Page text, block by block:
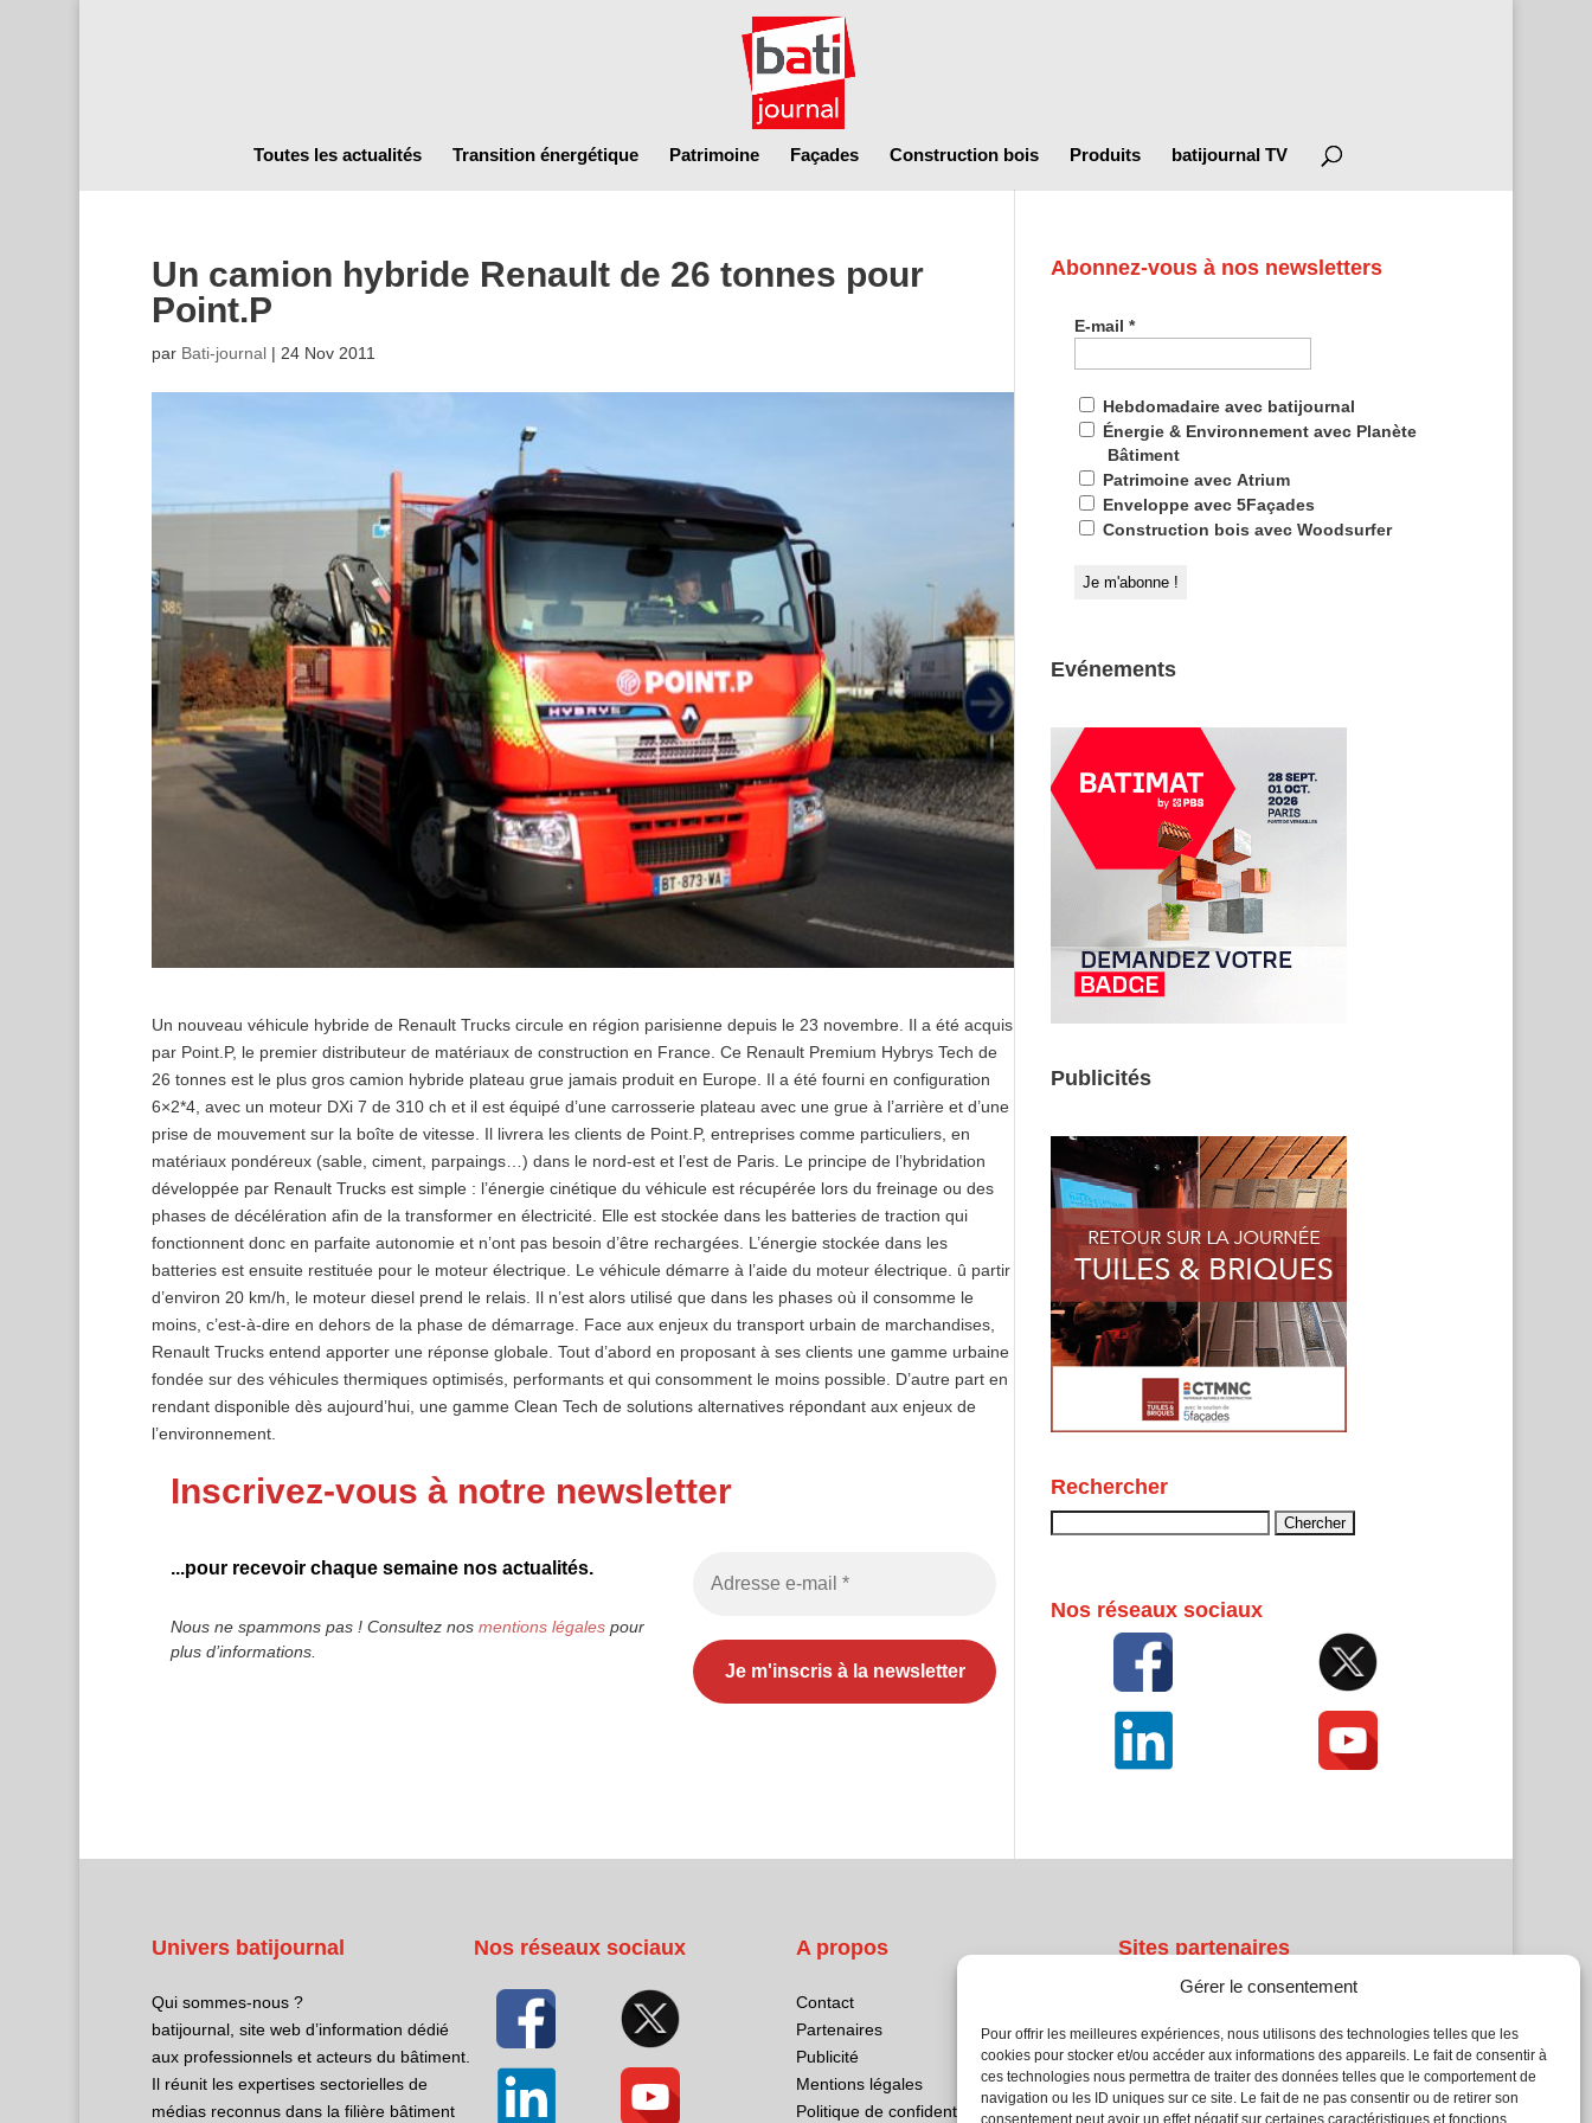
Gérer le consentement
Pour offrir les meilleures expériences, nous utilisons des technologies telles que les
cookies pour stocker et/ou accéder aux informations des appareils. Le fait de consentir à
ces technologies nous permettra de traiter des données telles que le comportement de
navigation ou les ID uniques sur ce site. Le fait de ne pas consentir ou de retirer son
consentement peut avoir un effet négatif sur certaines caractéristiques et fonctions.
Toutes les actualités Transition énergétique Patrimoine Façades Construction bois Produits batijournal TV
Un camion hybride Renault de 26 tonnes pour
Point.P
par Bati-journal| 24 Nov 2011
Un nouveau véhicule hybride de Renault Trucks circule en région parisienne depuis le 23 novembre. Il a été acquis
par Point.P, le premier distributeur de matériaux de construction en France. Ce Renault Premium Hybrys Tech de
26 tonnes est le plus gros camion hybride plateau grue jamais produit en Europe. Il a été fourni en configuration
6×2*4, avec un moteur DXi 7 de 310 ch et il est équipé d’une carrosserie plateau avec une grue à l’arrière et d’une
prise de mouvement sur la boîte de vitesse. Il livrera les clients de Point.P, entreprises comme particuliers, en
matériaux pondéreux (sable, ciment, parpaings…) dans le nord-est et l’est de Paris. Le principe de l’hybridation
développée par Renault Trucks est simple : l’énergie cinétique du véhicule est récupérée lors du freinage ou des
phases de décélération afin de la transformer en électricité. Elle est stockée dans les batteries de traction qui
fonctionnent donc en parfaite autonomie et n’ont pas besoin d’être rechargées. L’énergie stockée dans les
batteries est ensuite restituée pour le moteur électrique. Le véhicule démarre à l’aide du moteur électrique. û partir
d’environ 20 km/h, le moteur diesel prend le relais. Il n’est alors utilisé que dans les phases où il consomme le
moins, c’est-à-dire en dehors de la phase de démarrage. Face aux enjeux du transport urbain de marchandises,
Renault Trucks entend apporter une réponse globale. Tout d’abord en proposant à ses clients une gamme urbaine
fondée sur des véhicules thermiques optimisés, performants et qui consomment le moins possible. D’autre part en
rendant disponible dès aujourd’hui, une gamme Clean Tech de solutions alternatives répondant aux enjeux de
l’environnement.
Inscrivez-vous à notre newsletter
...pour recevoir chaque semaine nos actualités.
Nous ne spammons pas ! Consultez nos mentions légalespour
plus d’informations.
Abonnez-vous à nos newsletters
E-mail*
Hebdomadaire avec batijournal
Énergie & Environnement avec Planète
Bâtiment
Patrimoine avec Atrium
Enveloppe avec 5Façades
Construction bois avec Woodsurfer
Evénements
Publicités
Rechercher
Nos réseaux sociaux
Univers batijournal
Qui sommes-nous ?
batijournal, site web d’information dédié
aux professionnels et acteurs du bâtiment.
Il réunit les expertises sectorielles de
médias reconnus dans la filière bâtiment
Nos réseaux sociaux A propos
Contact
Partenaires
Publicité
Mentions légales
Politique de confidentialité
Sites partenaires
Atrium Patrimoine
Kiosque 21
L'Atelier Bois
Planète Bâtiment